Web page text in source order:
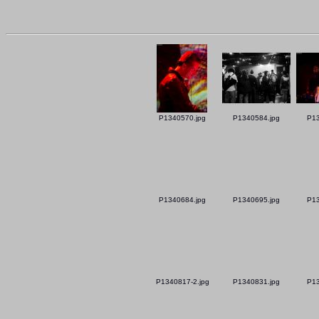
P1340570.jpg P1340584.jpg
P1340684.jpg P1340695.jpg
P1340817-2.jpg P1340831.jpg